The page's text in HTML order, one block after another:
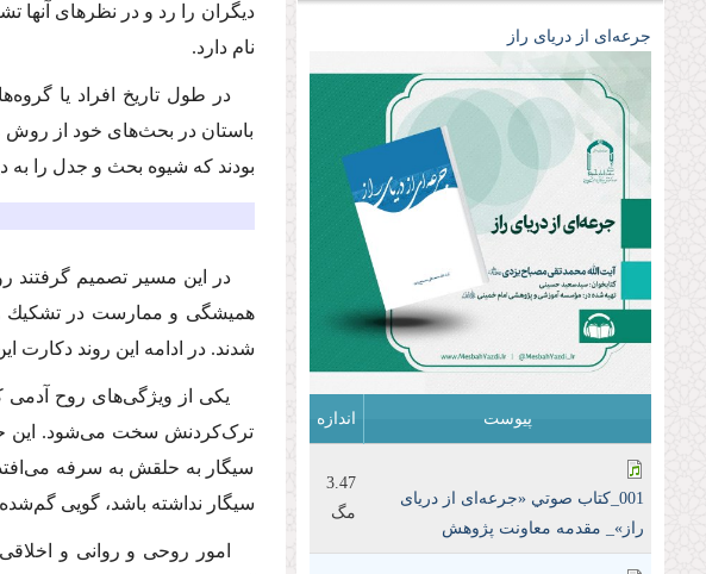
جرعه‌ای از دریای راز
پیوست اندازه
001_كتاب صوتي «جرعه‌ای از دریای
راز»_ مقدمه معاونت پژوهش
3.47
مگ
دیگران را رد و در نظرهای
نام دارد.
در طول تاریخ افراد یا
باستان در بحث‌های خود از روش
بودند که شیوه بحث و جدل را
در این مسیر تصمیم گرفتند
همیشگی و ممارست در تشكیك و
شدند. در ادامه این روند دکارت
یکی از ویژگی‌های روح آدمی
ترک‌کردنش سخت می‌شود. این
سیگار به حلقش به سرفه
سیگار نداشته باشد، گویی
امور روحی و روانی و